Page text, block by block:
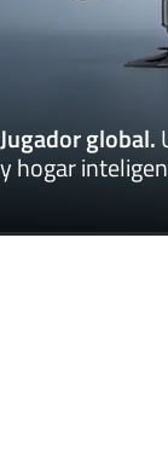
Jugador global.
y hogar